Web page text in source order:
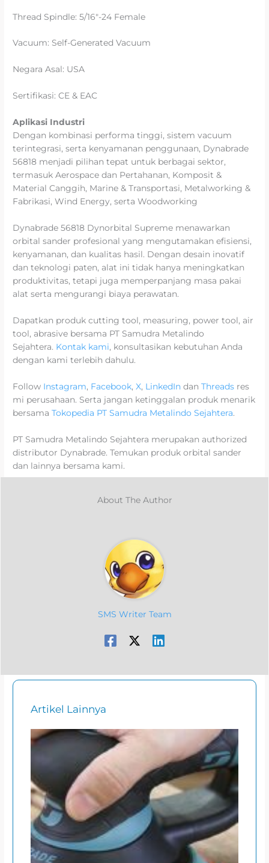
Thread Spindle: 5/16″-24 Female
Vacuum: Self-Generated Vacuum
Negara Asal: USA
Sertifikasi: CE & EAC
Aplikasi Industri
Dengan kombinasi performa tinggi, sistem vacuum
terintegrasi, serta kenyamanan penggunaan, Dynabrade
56818 menjadi pilihan tepat untuk berbagai sektor,
termasuk Aerospace dan Pertahanan, Komposit &
Material Canggih, Marine & Transportasi, Metalworking &
Fabrikasi, Wind Energy, serta Woodworking
Dynabrade 56818 Dynorbital Supreme menawarkan
orbital sander profesional yang mengutamakan efisiensi,
kenyamanan, dan kualitas hasil. Dengan desain inovatif
dan teknologi paten, alat ini tidak hanya meningkatkan
produktivitas, tetapi juga memperpanjang masa pakai
alat serta mengurangi biaya perawatan.
Dapatkan produk cutting tool, measuring, power tool, air
tool, abrasive bersama PT Samudra Metalindo
Sejahtera. Kontak kami, konsultasikan kebutuhan Anda
dengan kami terlebih dahulu.
Follow Instagram, Facebook,X, LinkedIndanThreads res
mi perusahaan. Serta jangan ketinggalan produk menarik
bersamaTokopedia PT Samudra Metalindo Sejahtera.
PT Samudra Metalindo Sejahtera merupakan authorized
distributor Dynabrade. Temukan produk orbital sander
dan lainnya bersama kami.
About The Author
SMS Writer Team
Artikel Lainnya